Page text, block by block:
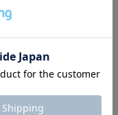
5.0
。面積が広く、高さ